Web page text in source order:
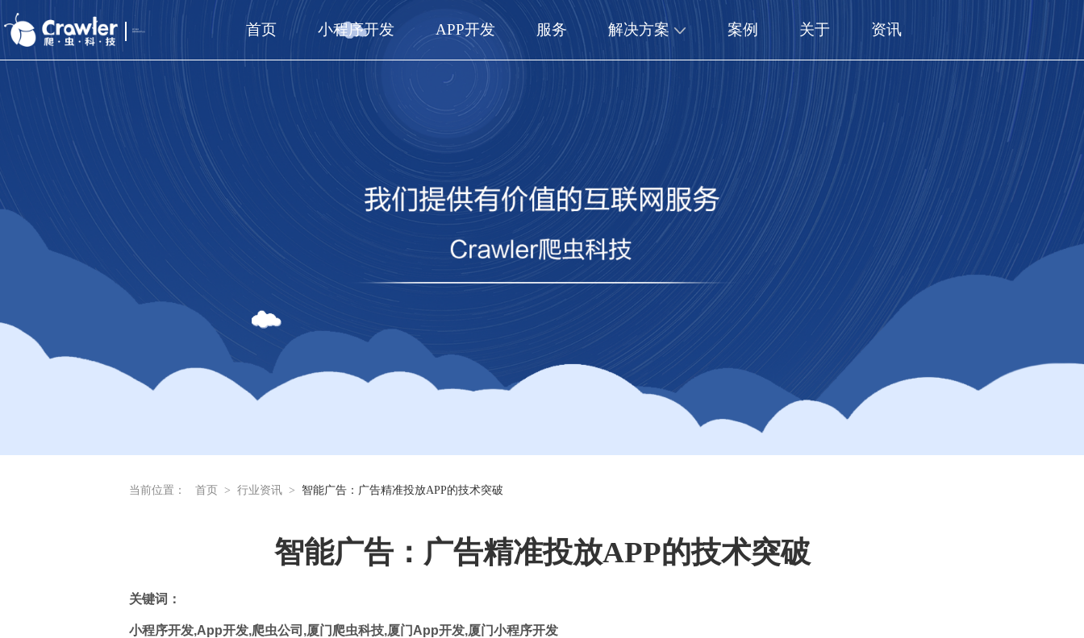
首页 小程序开发 APP开发 服务 解决方案 案例 关于 资讯
当前位置： 首页 > 行业资讯 > 智能广告：广告精准投放APP的技术突破
智能广告：广告精准投放APP的技术突破
关键词：
小程序开发,App开发,爬虫公司 ,厦门爬虫科技,厦门 App开发,厦门小程序开发